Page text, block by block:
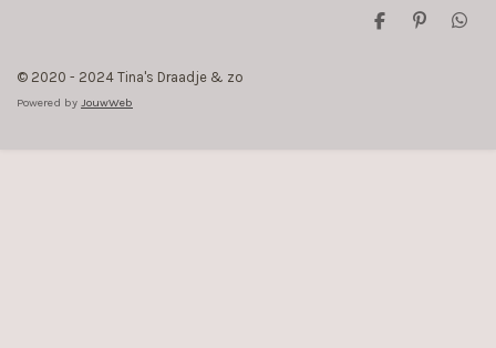
D
P
D
© 2020 - 2024 Tina's Draadje & zo
Powered by JouwWeb